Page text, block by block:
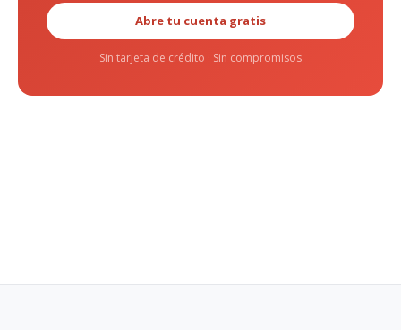
Abre tu cuenta gratis
Sin tarjeta de crédito · Sin compromisos